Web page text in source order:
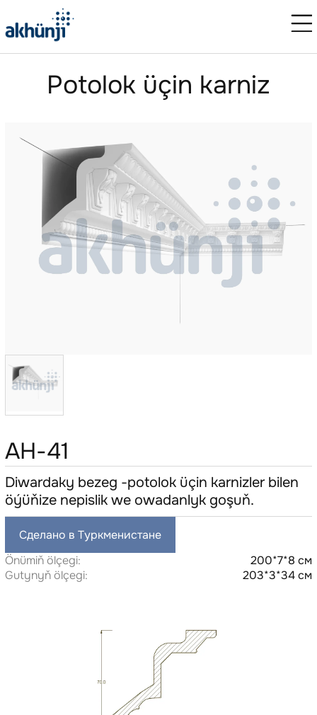
Potolok üçin karniz
AH-41
Diwardaky bezeg -potolok üçin karnizler bilen
öýüňize nepislik we owadanlyk goşuň.
Сделано в Туркменистане
Önümiň ölçegi:
200*7*8 см
Gutynyň ölçegi:
203*3*34 см